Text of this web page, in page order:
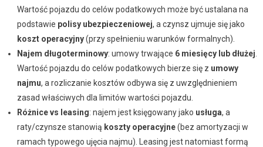
Wartość pojazdu do celów podatkowych może być ustalana na
podstawie polisy ubezpieczeniowej, a czynsz ujmuje się jako
koszt operacyjny(przy spełnieniu warunków formalnych).
Najem długoterminowy: umowy trwające 6 miesięcy lub dłużej
Wartość pojazdu do celów podatkowych bierze się z umowy
najmu, a rozliczanie kosztów odbywa się z uwzględnieniem
zasad właściwych dla limitów wartości pojazdu.
Różnice vs leasing: najem jest księgowany jako usługa, a
raty/czynsze stanowią koszty operacyjne(bez amortyzacji w
ramach typowego ujęcia najmu). Leasing jest natomiast formą